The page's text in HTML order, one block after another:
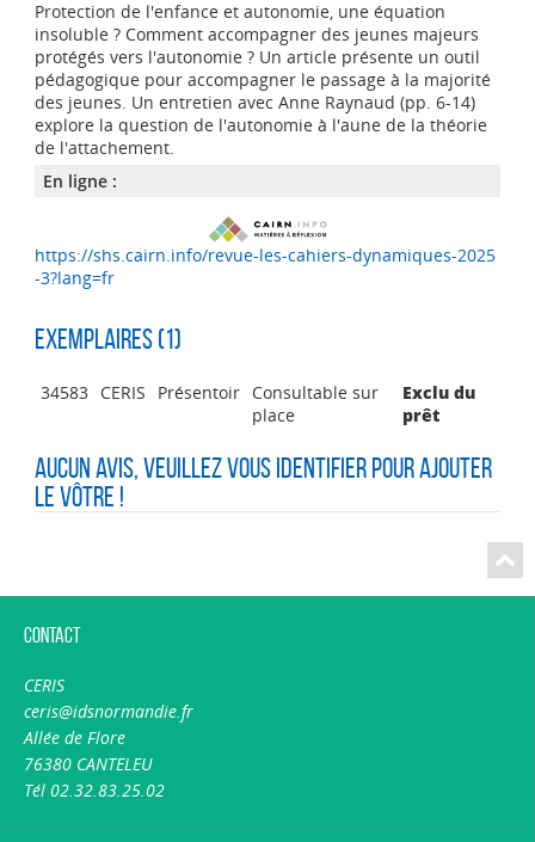
Protection de l'enfance et autonomie, une équation
insoluble ? Comment accompagner des jeunes majeurs
protégés vers l'autonomie ? Un article présente un outil
pédagogique pour accompagner le passage à la majorité
des jeunes. Un entretien avec Anne Raynaud (pp. 6-14)
explore la question de l'autonomie à l'aune de la théorie
de l'attachement.
En ligne :
https://shs.cairn.info/revue-les-cahiers-dynamiques-2025
-3?lang=fr
Exemplaires (1)
34583 CERIS Présentoir Consultable sur
place
Exclu du
prêt
Aucun avis, veuillez vous identifier pour ajouter
le vôtre !
Contact
CERIS
ceris@idsnormandie.fr
Allée de Flore
76380 CANTELEU
Tél 02.32.83.25.02